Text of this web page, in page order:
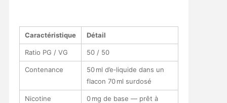
Caractéristique Détail
Ratio PG / VG 50 / 50
Contenance
50 ml d’e‑liquide dans un
flacon 70 ml surdosé
Nicotine
0 mg de base — prêt à